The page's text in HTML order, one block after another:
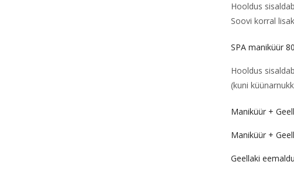
Hooldus
Soovi korral
SPA maniküür
Hooldus
(kuni
Maniküür +
Maniküür +
Geellaki